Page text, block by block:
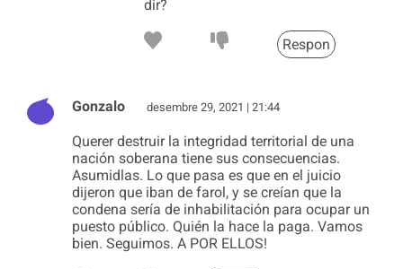
dir?
Respon
Gonzalo desembre 29, 2021 | 21:44
Querer destruir la integridad territorial de una
nación soberana tiene sus consecuencias.
Asumidlas. Lo que pasa es que en el juicio
dijeron que iban de farol, y se creían que la
condena sería de inhabilitación para ocupar un
puesto público. Quién la hace la paga. Vamos
bien. Seguimos. A POR ELLOS!